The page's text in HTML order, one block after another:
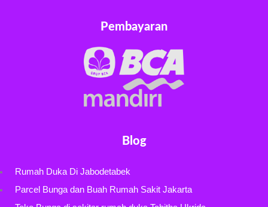
Pembayaran
Blog
Rumah Duka Di Jabodetabek
Parcel Bunga dan Buah Rumah Sakit Jakarta